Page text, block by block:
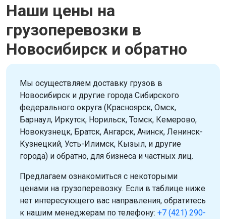
Наши цены на
грузоперевозки в
Новосибирск и обратно
Мы осуществляем доставку грузов в
Новосибирск и другие города Сибирского
федерального округа (Красноярск, Омск,
Барнаул, Иркутск, Норильск, Томск, Кемерово,
Новокузнецк, Братск, Ангарск, Ачинск, Ленинск-
Кузнецкий, Усть-Илимск, Кызыл, и другие
города) и обратно, для бизнеса и частных лиц.
Предлагаем ознакомиться с некоторыми
ценами на грузоперевозку. Если в таблице ниже
нет интересующего вас направления, обратитесь
к нашим менеджерам по телефону: +7 (421) 290-